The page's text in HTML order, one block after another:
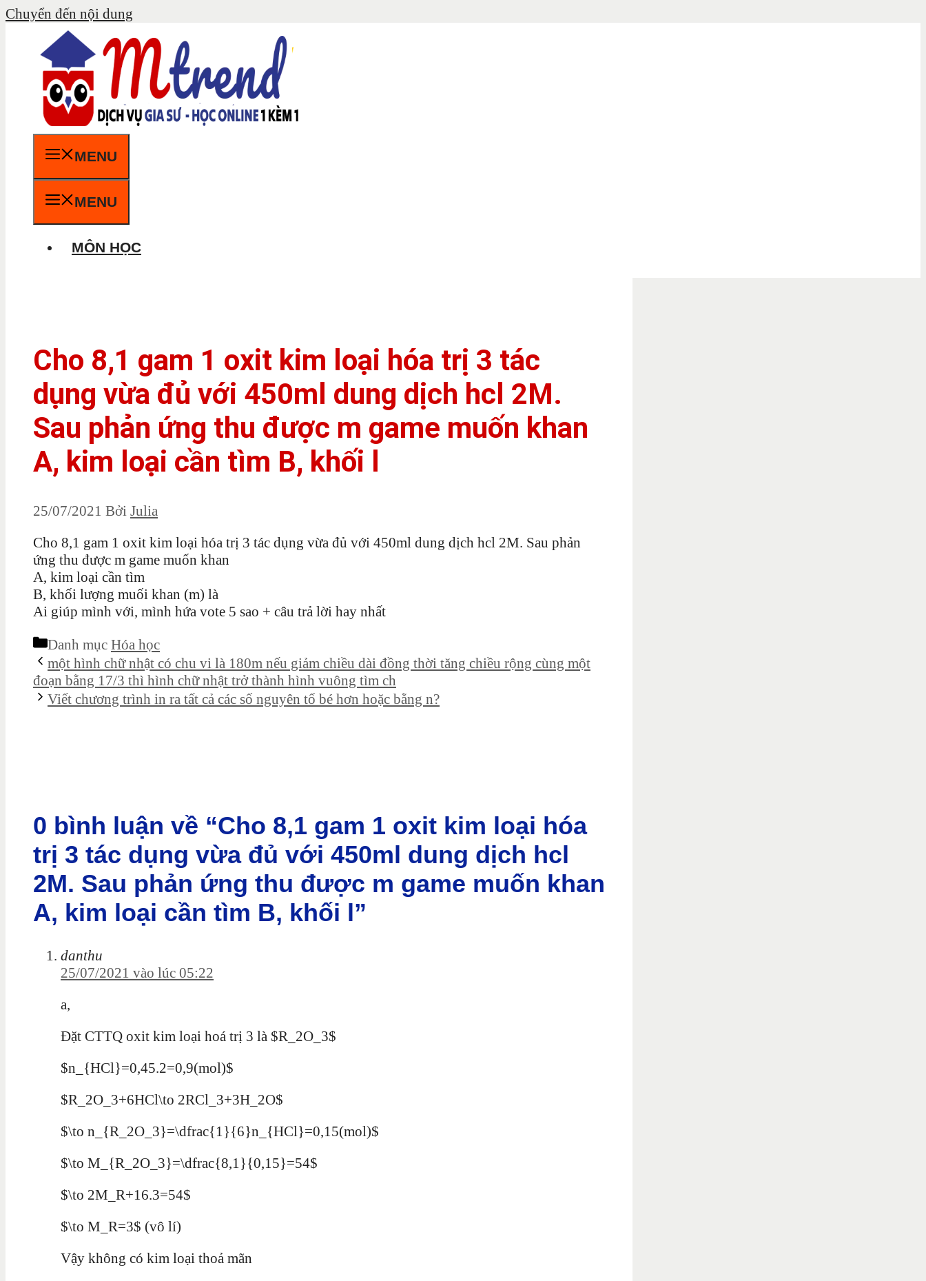
Chuyển đến nội dung
MENU
MENU
MÔN HỌC
Cho 8,1 gam 1 oxit kim loại hóa trị 3 tác
dụng vừa đủ với 450ml dung dịch hcl 2M.
Sau phản ứng thu được m game muốn khan
A, kim loại cần tìm B, khối l
25/07/2021 Bởi Julia
Cho 8,1 gam 1 oxit kim loại hóa trị 3 tác dụng vừa đủ với 450ml dung dịch hcl 2M. Sau phản
ứng thu được m game muốn khan
A, kim loại cần tìm
B, khối lượng muối khan (m) là
Ai giúp mình với, mình hứa vote 5 sao + câu trả lời hay nhất
Danh mục Hóa học
một hình chữ nhật có chu vi là 180m nếu giảm chiều dài đồng thời tăng chiều rộng cùng một
đoạn bằng 17/3 thì hình chữ nhật trở thành hình vuông tìm ch
Viết chương trình in ra tất cả các số nguyên tố bé hơn hoặc bằng n?
0 bình luận về “Cho 8,1 gam 1 oxit kim loại hóa
trị 3 tác dụng vừa đủ với 450ml dung dịch hcl
2M. Sau phản ứng thu được m game muốn khan
A, kim loại cần tìm B, khối l”
danthu
25/07/2021 vào lúc 05:22
a,
Đặt CTTQ oxit kim loại hoá trị 3 là $R_2O_3$
$n_{HCl}=0,45.2=0,9(mol)$
$R_2O_3+6HCl\to 2RCl_3+3H_2O$
$\to n_{R_2O_3}=\dfrac{1}{6}n_{HCl}=0,15(mol)$
$\to M_{R_2O_3}=\dfrac{8,1}{0,15}=54$
$\to 2M_R+16.3=54$
$\to M_R=3$ (vô lí)
Vậy không có kim loại thoả mãn